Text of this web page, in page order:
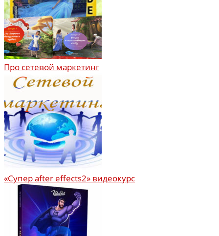
Про сетевой маркетинг
«Супер after effects2» видеокурс